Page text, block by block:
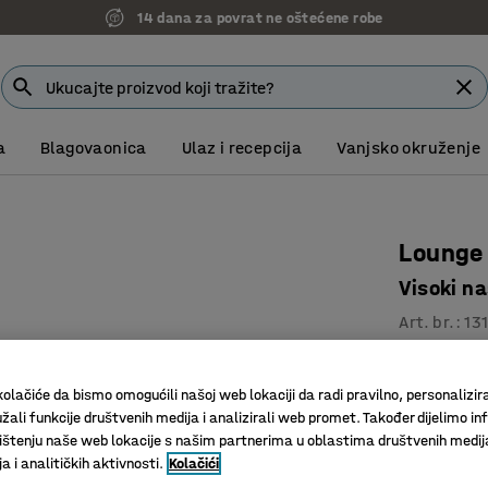
14 dana za povrat ne oštećene robe
Blagovaonica Ulaz i recepcija Vanjsko okruženje
Visoki
Art. br. :
U
da bismo omogućili našoj web lokaciji da radi pravilno,
funkcije društvenih medija i analizirali web promet. Također dijelimo
naše web lokacije s našim partnerima u oblastima društvenih
i analitičkih aktivnosti. Kolačići